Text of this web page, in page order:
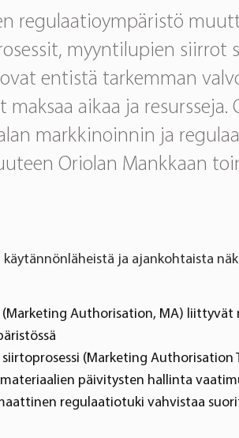
regulaatioympäristö
myyntilupien
entistä tarkemman
aikaa ja resursseja.
markkinoinnin ja
Oriolan Mankkaan
käytännönläheistä ja ajankohtaista
Authorisation, MA) liittyvät
(Marketing Authorisation
päivitysten hallinta
regulaatiotuki vahvistaa